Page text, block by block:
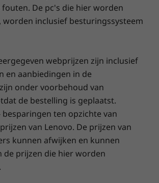
®grafische kaart en heel veel
kun je met dit apparaat
werken en naar hartenlust
mm x 248 mm
met witte leds (optionele)
(F9-F11)
(1 altijd aan)
Pro
6400 MT/s, dual
DIMM
Vaste schijf
Tot 2 TB PCIe
Gen4x4 SSD (2280)
Winkel
5600Mhz,
Bescherm je IT-investering met een
die adware, malware en andere
afweert. Zo geniet je zorgeloos van je
De pc's die hier worden
worden inclusief besturingssysteem
webprijzen zijn inclusief
en aanbiedingen in de
onder voorbehoud van
de bestelling is geplaatst.
ten opzichte van
van Lenovo. De prijzen van
kunnen afwijken en kunnen
de prijzen die hier worden